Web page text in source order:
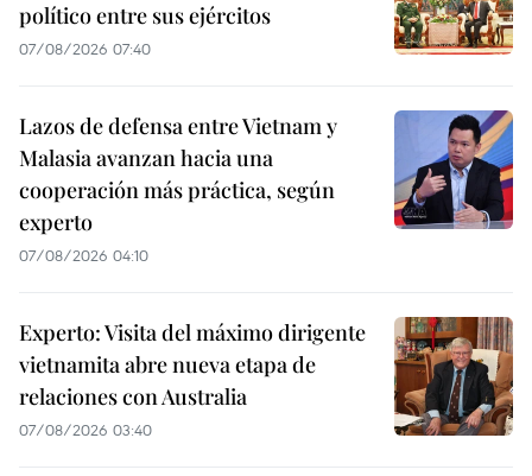
político entre sus ejércitos
07/08/2026 07:40
Lazos de defensa entre Vietnam y
Malasia avanzan hacia una
cooperación más práctica, según
experto
07/08/2026 04:10
Experto: Visita del máximo dirigente
vietnamita abre nueva etapa de
relaciones con Australia
07/08/2026 03:40